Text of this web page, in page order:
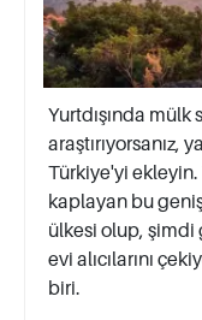
Yurtdışında mülk
araştırıyorsanız,
Türkiye'yi
kaplayan bu
ülkesi olup, şimdi
evi alıcılarını
biri.